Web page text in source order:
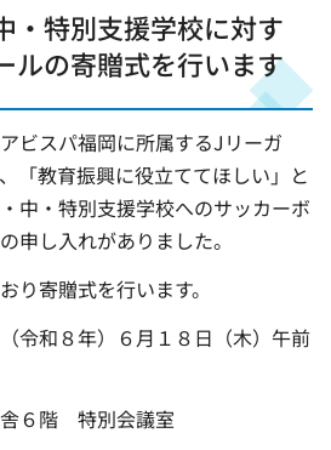
・特別支援学校に対す
ルの寄贈式を行います
ビスパ福岡に所属するJリーガ
「教育振興に役立ててほしい」と
中・特別支援学校へのサッカーボ
申し入れがありました。
り寄贈式を行います。
和８年）６月１８日（木）午前
６階 特別会議室